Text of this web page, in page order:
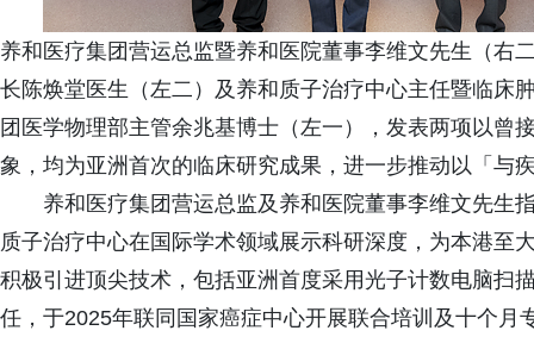
养和医疗集团营运总监暨养和医院董事李维文先生（右
长陈焕堂医生（左二）及养和质子治疗中心主任暨临床
团医学物理部主管余兆基博士（左一），发表两项以曾
象，均为亚洲首次的临床研究成果，进一步推动以「与
养和医疗集团营运总监及养和医院董事李维文先生
质子治疗中心在国际学术领域展示科研深度，为本港至
积极引进顶尖技术，包括亚洲首度采用光子计数电脑扫
任，于2025年联同国家癌症中心开展联合培训及十个